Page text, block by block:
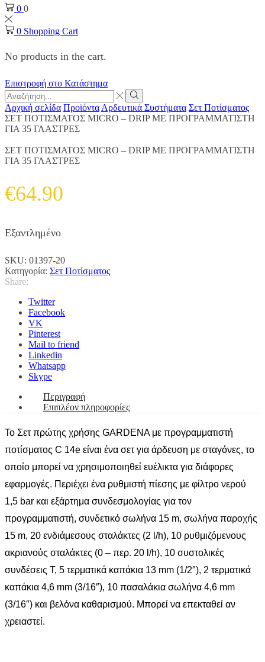
0 0
0 Shopping Cart
No products in the cart.
Επιστροφή στο Κατάστημα
Search
input
Search
Αρχική σελίδα Προϊόντα Αρδευτικά Συστήματα Σετ Ποτίσματος
ΣΕΤ ΠΟΤΙΣΜΑΤΟΣ MICRO – DRIP ΜΕ ΠΡΟΓΡΑΜΜΑΤΙΣΤΗ
ΓΙΑ 35 ΓΛΑΣΤΡΕΣ
ΣΕΤ ΠΟΤΙΣΜΑΤΟΣ MICRO – DRIP ΜΕ ΠΡΟΓΡΑΜΜΑΤΙΣΤΗ
ΓΙΑ 35 ΓΛΑΣΤΡΕΣ
€64.90
Εξαντλημένο
SKU: 01397-20
Κατηγορία: Σετ Ποτίσματος
Share:
Twitter
Facebook
VK
Pinterest
Mail to friend
Linkedin
Whatsapp
Skype
Περιγραφή
Επιπλέον πληροφορίες
Το Σετ πρώτης χρήσης GARDENA με προγραμματιστή
ποτίσματος C 14e είναι ένα σετ για άρδευση με σταγόνες, το
οποίο μπορεί να χρησιμοποιηθεί ευέλικτα για διάφορες
εφαρμογές. Περιέχει ένα ρυθμιστή πίεσης με φίλτρο νερού
1,5 bar και εξάρτημα συνδεσμολογίας για τον
προγραμματιστή, συνδετικό σωλήνα 15 m, σωλήνα παροχής
15 m, 20 ενδιάμεσους σταλάκτες (2 l/h), 10 ρυθμιζόμενους
ακριανούς σταλάκτες (0 – περ. 20 l/h), 10 συστολικές
συνδέσεις T, 5 τερματικά καπάκια 13 mm (1/2″), 2 τερματικά
καπάκια 4,6 mm (3/16″), 10 πασαλάκια σωλήνα 4,6 mm
(3/16″) και βελόνα καθαρισμού. Mπορεί να επεκταθεί αν
χρειαστεί.